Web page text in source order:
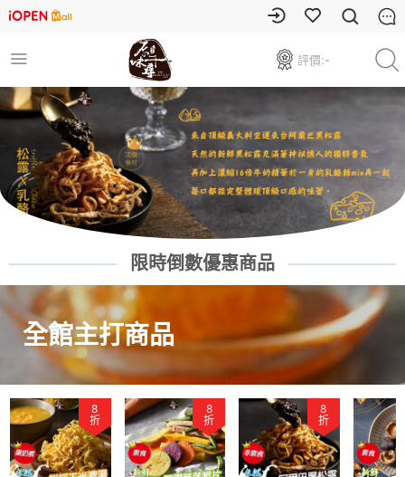
評價:-
限時倒數優惠商品
全館主打商品
8
折
8
折
8
折